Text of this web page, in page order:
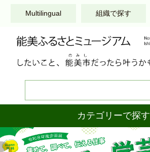
Multilingual 組織で探す
カテゴリーで探す